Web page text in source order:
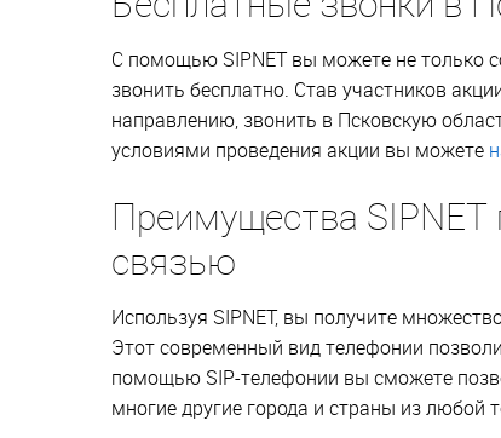
С помощью SIPNET вы можете не только
звонить бесплатно. Став участников
направлению, звонить в Псковскую
условиями проведения акции вы можете
Преимущества
связью
Используя SIPNET, вы получите
Этот современный вид телефонии
помощью SIP-телефонии вы сможете
многие другие города и страны из любой